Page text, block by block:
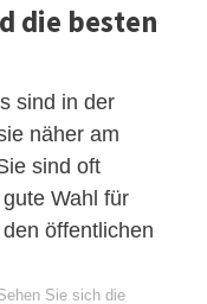
die besten
sind in der
näher am
sind oft
Wahl für
öffentlichen
Sie sich die